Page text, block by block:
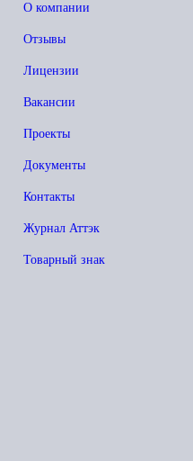
О компании
Отзывы
Лицензии
Вакансии
Проекты
Документы
Контакты
Журнал Аттэк
Товарный знак